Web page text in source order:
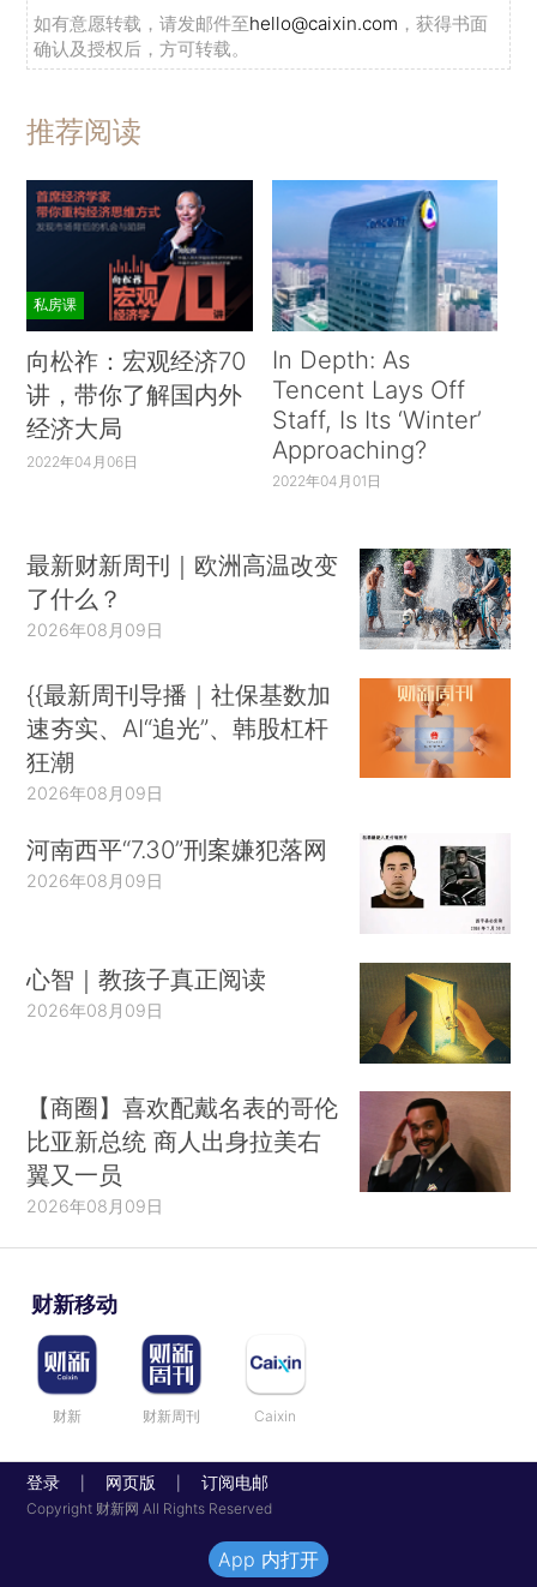
如有意愿转载，请发邮件至hello@caixin.com ，获得书面
确认及授权后，方可转载。
推荐阅读
私房课
向松祚：宏观经济70
讲，带你了解国内外
经济大局
2022年04月06日
In Depth: As
Tencent Lays Off
Staff, Is Its ‘Winter’
Approaching?
2022年04月01日
最新财新周刊｜欧洲高温改变
了什么？
2026年08月09日
{{最新周刊导播｜社保基数加
速夯实、AI“追光”、韩股杠杆
狂潮
2026年08月09日
河南西平“7.30”刑案嫌犯落网
2026年08月09日
心智｜教孩子真正阅读
2026年08月09日
【商圈】喜欢配戴名表的哥伦
比亚新总统 商人出身拉美右
翼又一员
2026年08月09日
财新移动
财新 财新周刊 Caixin
登录 网页版 订阅电邮
Copyright 财新网 All Rights Reserved
App 内打开